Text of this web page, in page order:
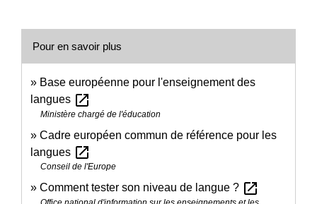
Pour en savoir plus
Base européenne pour l'enseignement des
langues open_in_new
Ministère chargé de l'éducation
Cadre européen commun de référence pour les
langues open_in_new
Conseil de l'Europe
Comment tester son niveau de langue ? open_in_new